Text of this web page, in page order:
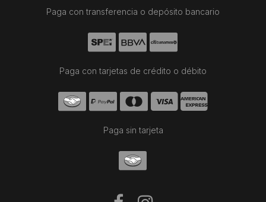
Paga con transferencia o depósito bancario
Paga con tarjetas de crédito o débito
Paga sin tarjeta